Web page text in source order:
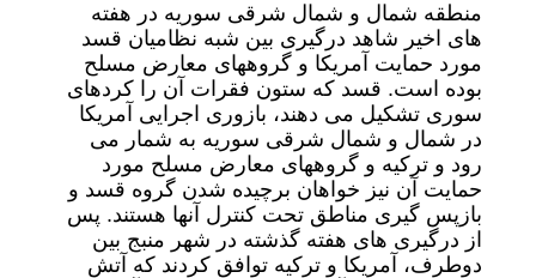
منطقه شمال و شمال شرقی سوریه در هفته
های اخیر شاهد درگیری بین شبه نظامیان قسد
مورد حمایت آمریکا و گروههای معارض مسلح
بوده است. قسد که ستون فقرات آن را کردهای
سوری تشکیل می دهند، بازوری اجرایی آمریکا
در شمال و شمال شرقی سوریه به شمار می
رود و ترکیه و گروههای معارض مسلح مورد
حمایت آن نیز خواهان برچیده شدن گروه قسد و
بازپس گیری مناطق تحت کنترل آنها هستند. پس
از درگیری های هفته گذشته در شهر منبج بین
دوطرف، آمریکا و ترکیه توافق کردند که آتش